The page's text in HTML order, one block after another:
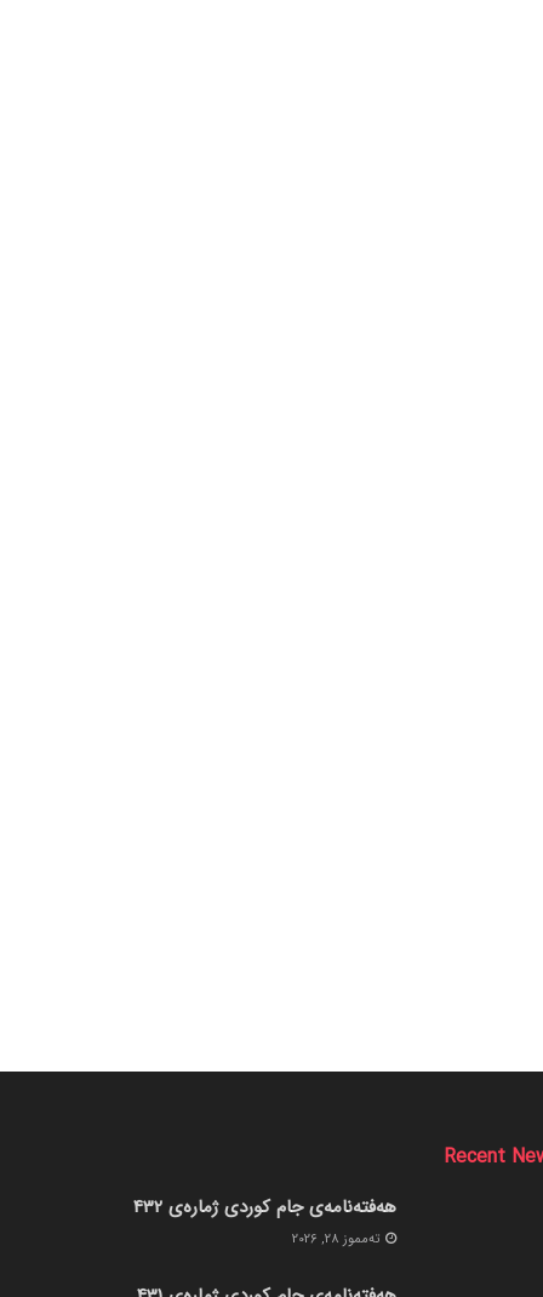
Recent
هەفتەنامەی جام کوردی ژمارەی 432
ته‌مموز 28, 2026